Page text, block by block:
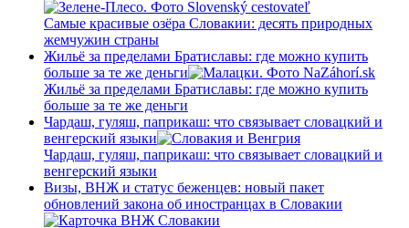
Самые красивые озёра Словакии: десять природных
жемчужин страны
Жильё за пределами Братиславы: где можно купить
больше за те же деньги
Жильё за пределами Братиславы: где можно купить
больше за те же деньги
Чардаш, гуляш, паприкаш: что связывает словацкий и
венгерский языки
Чардаш, гуляш, паприкаш: что связывает словацкий и
венгерский языки
Визы, ВНЖ и статус беженцев: новый пакет
обновлений закона об иностранцах в Словакии